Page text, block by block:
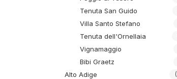
Tenuta San Guido
Villa Santo Stefano
Tenuta dell'Ornellaia
Vignamaggio
Bibi Graetz
Alto Adige